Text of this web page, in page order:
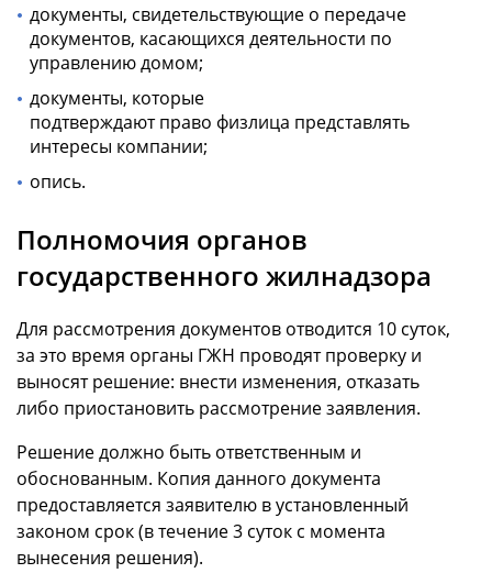
документы, свидетельствующие о передаче
документов, касающихся деятельности по
управлению домом;
документы, которые
подтверждают право физлица представлять
интересы компании;
опись.
Полномочия органов
государственного жилнадзора
Для рассмотрения документов отводится 10 суток,
за это время органы ГЖН проводят проверку и
выносят решение: внести изменения, отказать
либо приостановить рассмотрение заявления.
Решение должно быть ответственным и
обоснованным. Копия данного документа
предоставляется заявителю в установленный
законом срок (в течение 3 суток с момента
вынесения решения).